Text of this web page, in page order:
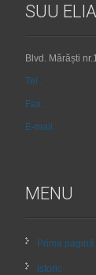
SUU
Blvd. Mărăști
Tel :
Fax :
E-mail :
MENU
Prima pagină
Istoric